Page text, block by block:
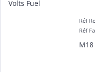
Réf
Réf